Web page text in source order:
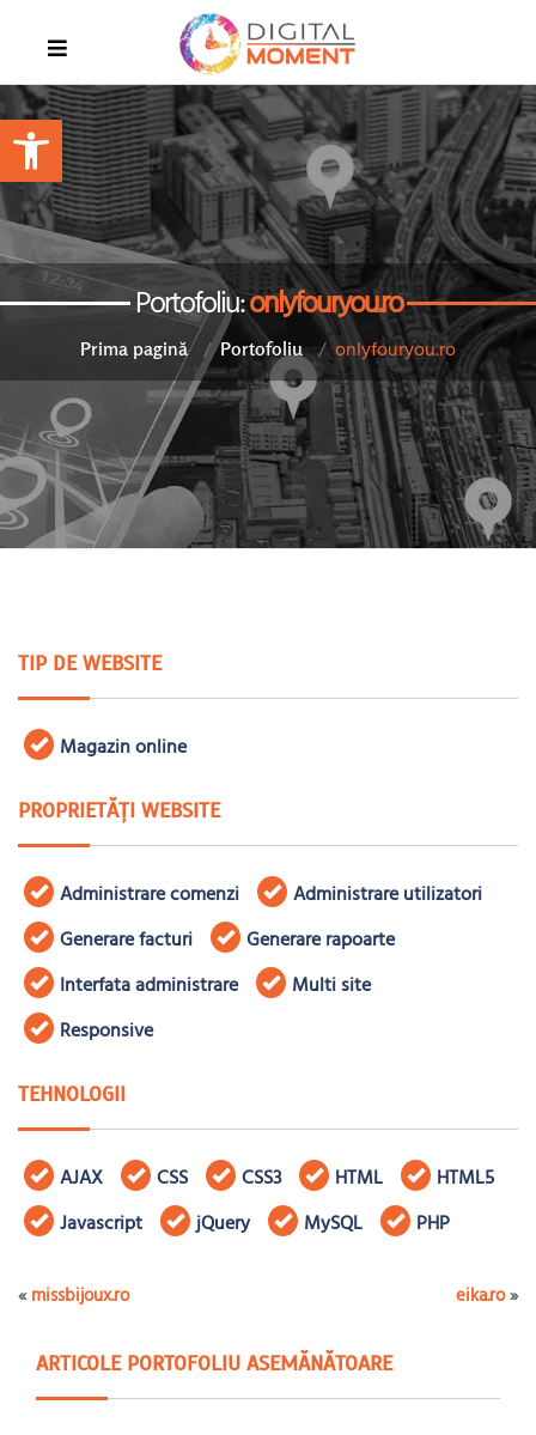
Portofoliu:onlyfouryou.ro
Prima pagină Portofoliu onlyfouryou.ro
TIP DE WEBSITE
Magazin online
PROPRIETĂȚI WEBSITE
Administrare comenzi
Administrare utilizatori
Generare facturi
Generare rapoarte
Interfata administrare
Multi site
Responsive
TEHNOLOGII
AJAX CSS CSS3 HTML
HTML5
Javascript
jQuery MySQL PHP
«missbijoux.ro eika.ro»
ARTICOLE PORTOFOLIU ASEMĂNĂTOARE
Open toolbar